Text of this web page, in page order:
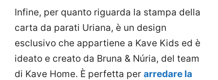
Infine, per quanto riguarda la stampa della
carta da parati Uriana, è un design
esclusivo che appartiene a Kave Kids ed è
ideato e creato da Bruna & Núria, del team
di Kave Home. È perfetta per arredare la